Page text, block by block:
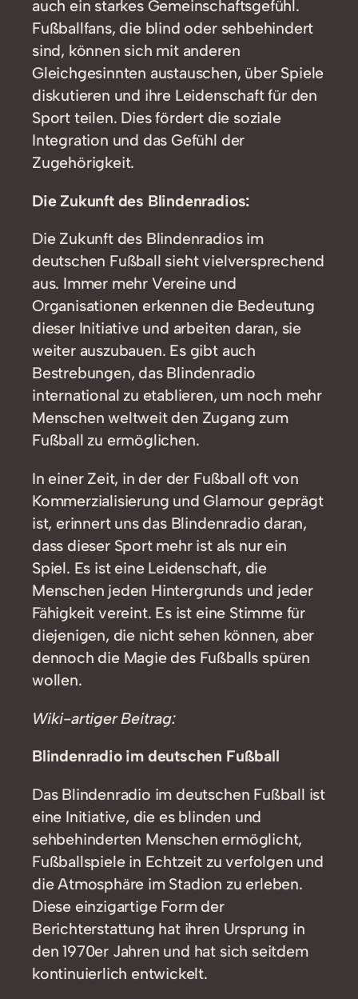
auch ein starkes Gemeinschaftsgefühl.
Fußballfans, die blind oder sehbehindert
sind, können sich mit anderen
Gleichgesinnten austauschen, über Spiele
diskutieren und ihre Leidenschaft für den
Sport teilen. Dies fördert die soziale
Integration und das Gefühl der
Zugehörigkeit.
Die Zukunft des Blindenradios:
Die Zukunft des Blindenradios im
deutschen Fußball sieht vielversprechend
aus. Immer mehr Vereine und
Organisationen erkennen die Bedeutung
dieser Initiative und arbeiten daran, sie
weiter auszubauen. Es gibt auch
Bestrebungen, das Blindenradio
international zu etablieren, um noch mehr
Menschen weltweit den Zugang zum
Fußball zu ermöglichen.
In einer Zeit, in der der Fußball oft von
Kommerzialisierung und Glamour geprägt
ist, erinnert uns das Blindenradio daran,
dass dieser Sport mehr ist als nur ein
Spiel. Es ist eine Leidenschaft, die
Menschen jeden Hintergrunds und jeder
Fähigkeit vereint. Es ist eine Stimme für
diejenigen, die nicht sehen können, aber
dennoch die Magie des Fußballs spüren
wollen.
Wiki-artiger Beitrag:
Blindenradio im deutschen Fußball
Das Blindenradio im deutschen Fußball ist
eine Initiative, die es blinden und
sehbehinderten Menschen ermöglicht,
Fußballspiele in Echtzeit zu verfolgen und
die Atmosphäre im Stadion zu erleben.
Diese einzigartige Form der
Berichterstattung hat ihren Ursprung in
den 1970er Jahren und hat sich seitdem
kontinuierlich entwickelt.